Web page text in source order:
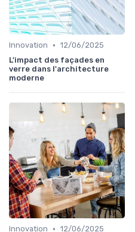
Innovation • 12/06/2025
L'impact des façades en
verre dans l'architecture
moderne
Innovation • 12/06/2025